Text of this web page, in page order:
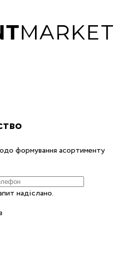
формування асортименту
надіслано.